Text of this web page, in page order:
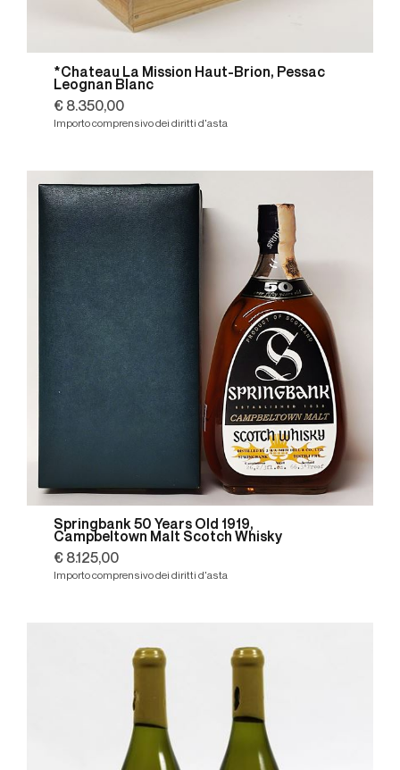
*Chateau La Mission Haut-Brion, Pessac
Leognan Blanc
€ 8.350,00
Importo comprensivo dei diritti d'asta
Springbank 50 Years Old 1919,
Campbeltown Malt Scotch Whisky
€ 8.125,00
Importo comprensivo dei diritti d'asta